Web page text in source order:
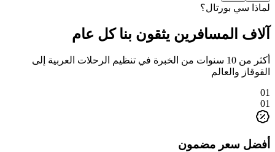
لماذا سي بورتال؟
آلاف المسافرين يثقون بنا كل عام
أكثر من 10 سنوات من الخبرة في تنظيم الرحلات العربية إلى
القوقاز والعالم
01
01
أفضل سعر مضمون